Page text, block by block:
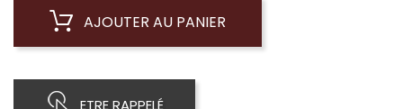
AJOUTER AU PANIER
ETRE RAPPELÉ